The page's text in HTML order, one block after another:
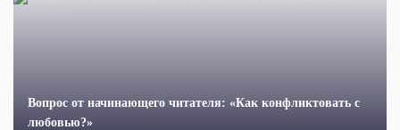
Вопрос от начинающего читателя: «Как конфликтовать с
любовью?»